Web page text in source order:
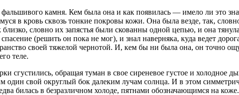
камня. Кем была она и как появилась — имело ли это
в кровь сквозь тонкие покровы кожи. Она была везде, так,
словно их запястья были скованны одной цепью, и она
(решить он пока не мог), и знал наверняка, куда ведет
своей тяжелой чернотой. И, кем бы ни была она, он точно
теле.
сгустились, обращая туман в свое сиреневое густое и холодное
свой округлый бок далеким лучам солнца. И в этом
билась в безразличном холоде, пятнами обозначающимся на коже.